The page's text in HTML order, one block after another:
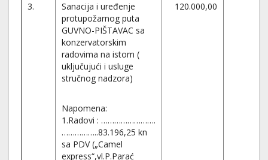
3.
Sanacija i uređenje
protupožarnog puta
GUVNO-PIŠTAVAC sa
konzervatorskim
radovima na istom (
uključujući i usluge
stručnog nadzora)
Napomena:
1.Radovi : …………………….
……………..83.196,25 kn
sa PDV („Camel
express“,vl.P.Parać
120.000,00